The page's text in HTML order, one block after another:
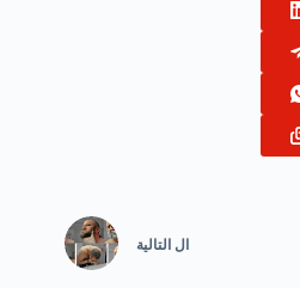
ال التالية